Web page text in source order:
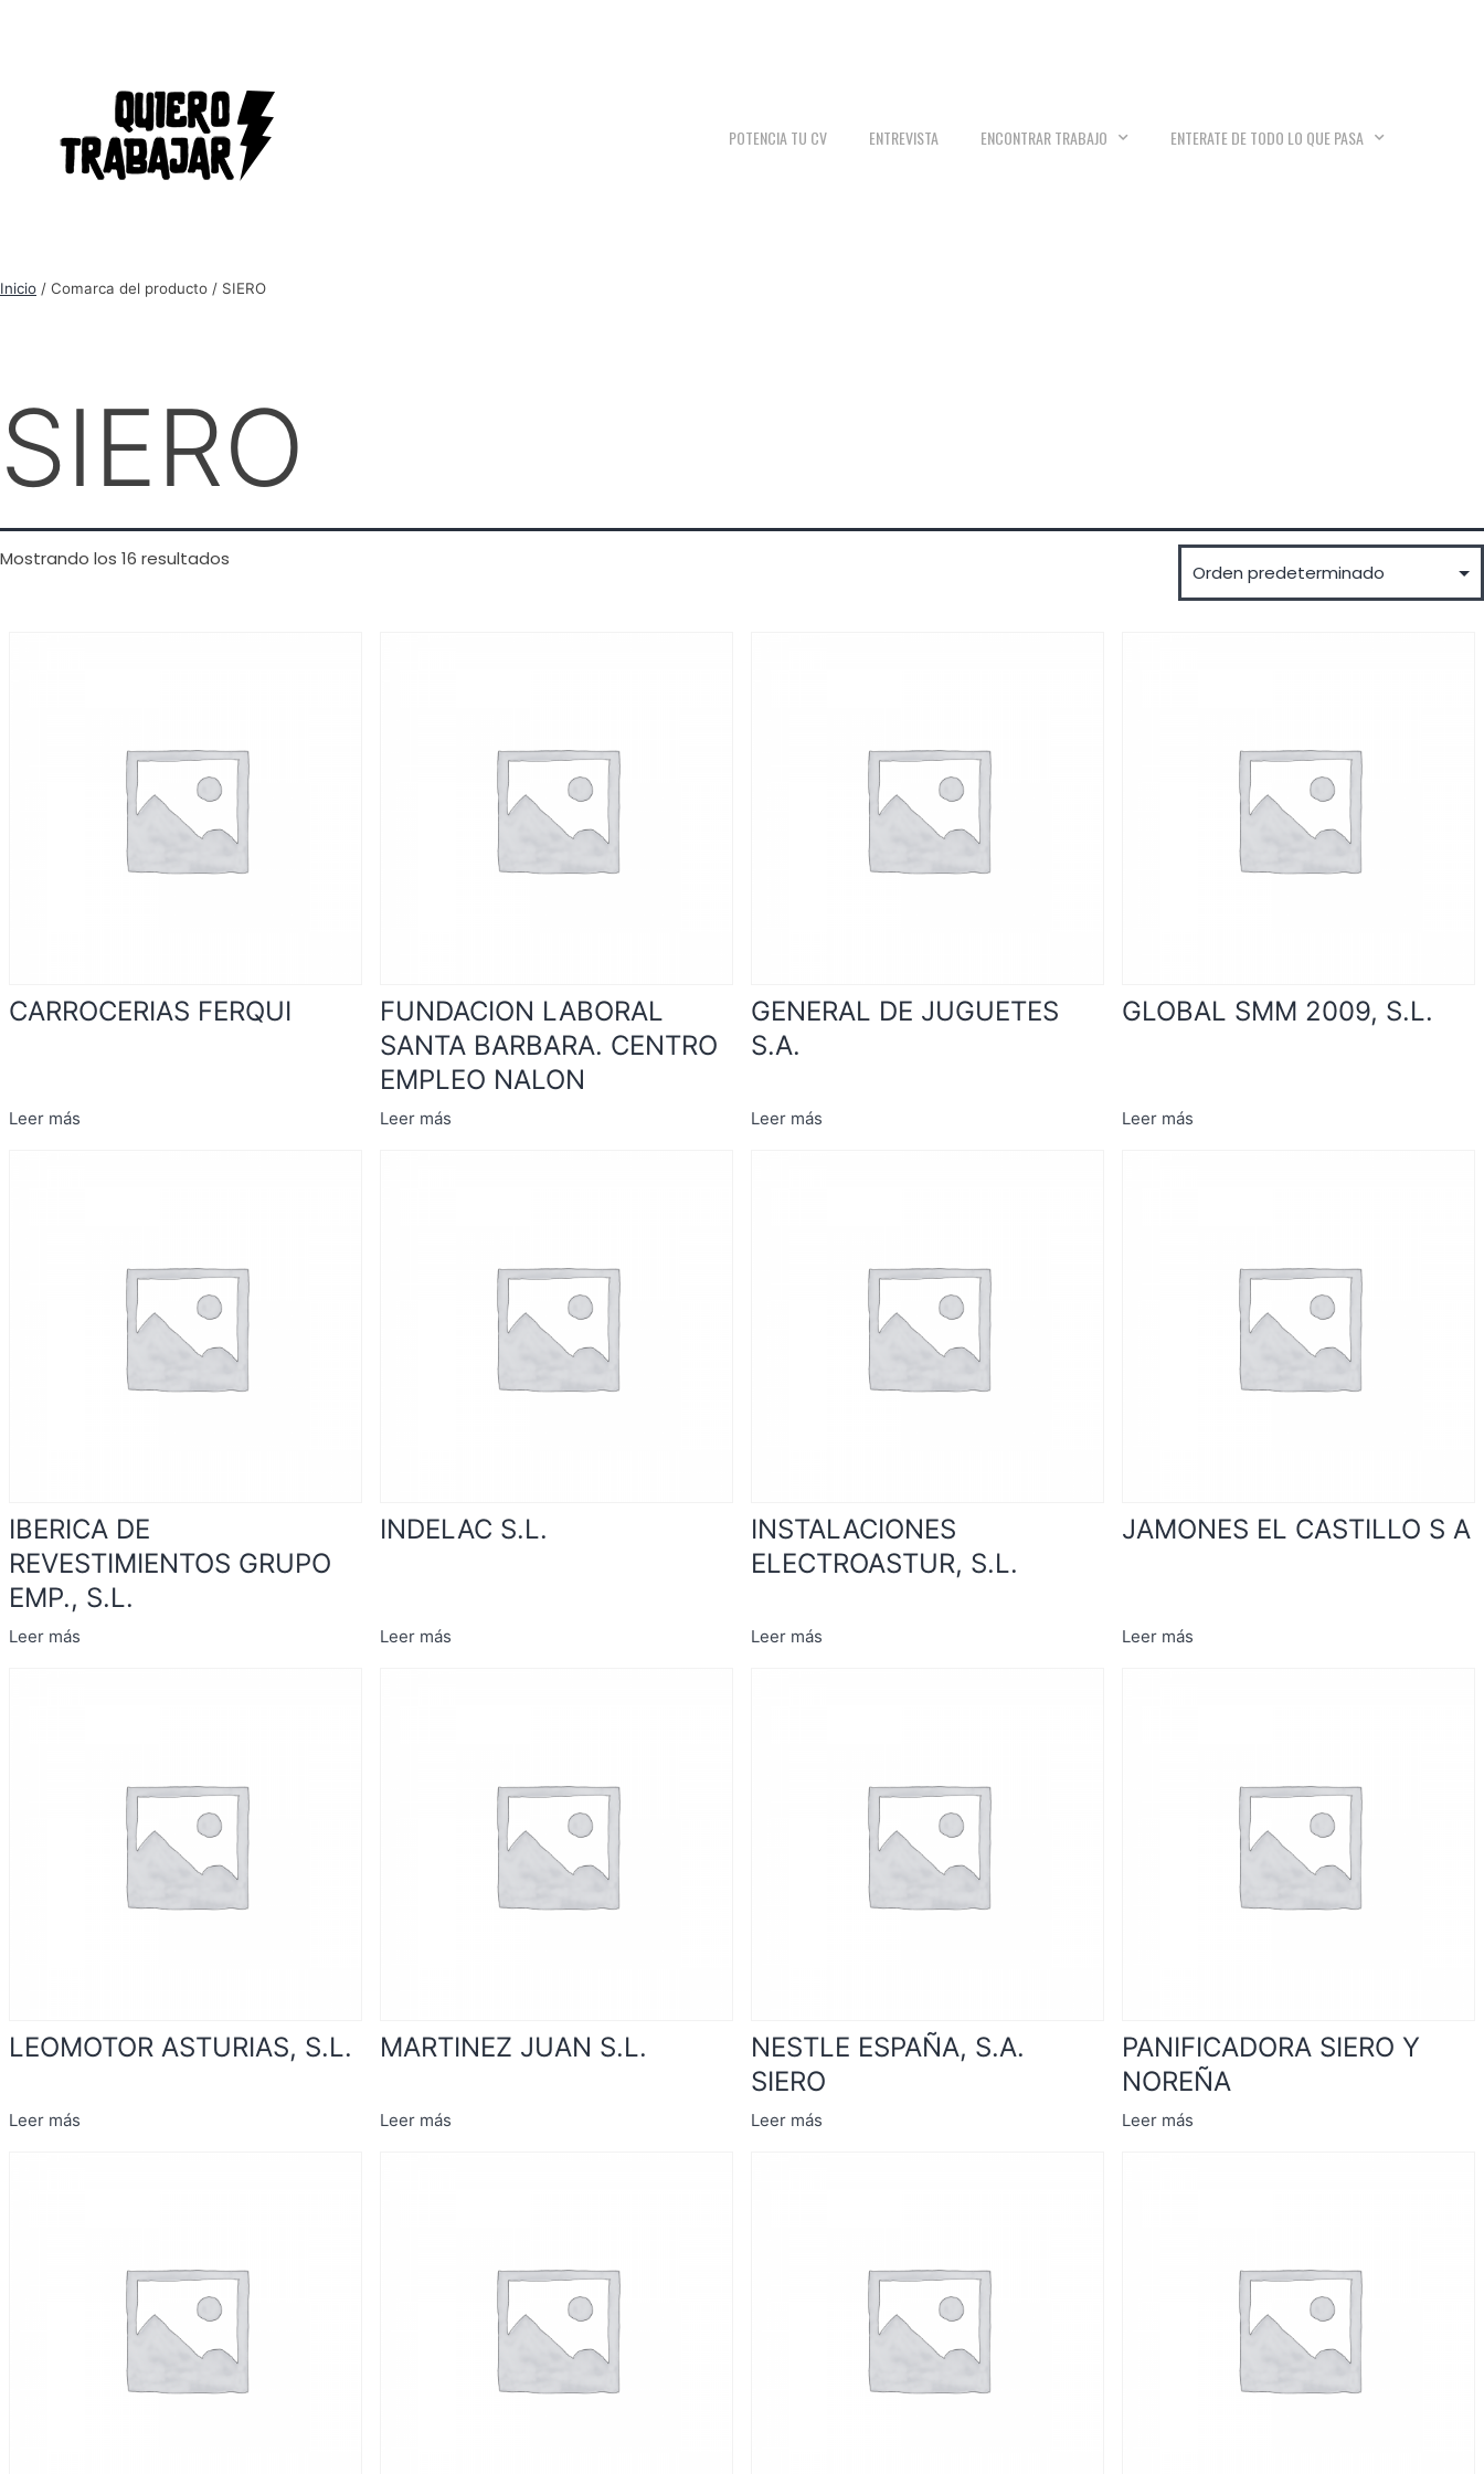
POTENCIA TU CV ENTREVISTA ENCONTRAR TRABAJO ENTERATE DE TODO LO QUE PASA
Inicio / Comarca del producto / SIERO
SIERO
Mostrando los 16 resultados
CARROCERIAS FERQUI
Leer más
FUNDACION LABORAL
SANTA BARBARA. CENTRO
EMPLEO NALON
Leer más
GENERAL DE JUGUETES
S.A.
Leer más
GLOBAL SMM 2009, S.L.
Leer más
IBERICA DE
REVESTIMIENTOS GRUPO
EMP., S.L.
Leer más
INDELAC S.L.
Leer más
INSTALACIONES
ELECTROASTUR, S.L.
Leer más
JAMONES EL CASTILLO S A
Leer más
LEOMOTOR ASTURIAS, S.L.
Leer más
MARTINEZ JUAN S.L.
Leer más
NESTLE ESPAÑA, S.A.
SIERO
Leer más
PANIFICADORA SIERO Y
NOREÑA
Leer más